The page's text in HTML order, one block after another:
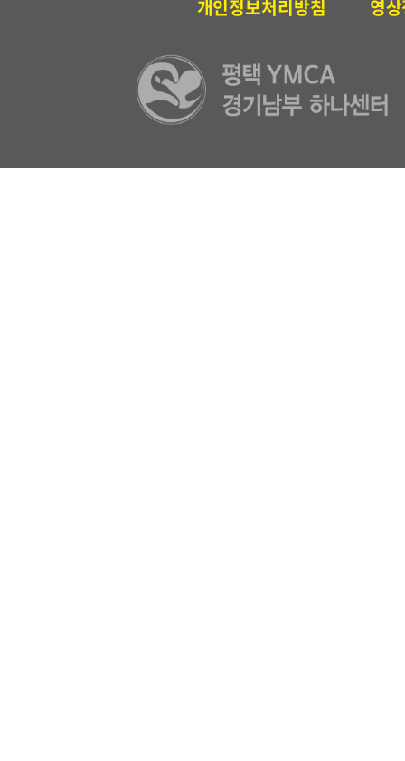
개인정보처리방침 영